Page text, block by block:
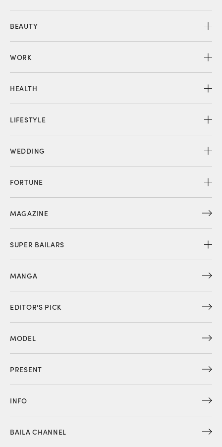
BEAUTY
WORK
HEALTH
LIFESTYLE
WEDDING
FORTUNE
MAGAZINE
SUPER BAILARS
MANGA
EDITOR'S PICK
MODEL
PRESENT
INFO
BAILA CHANNEL